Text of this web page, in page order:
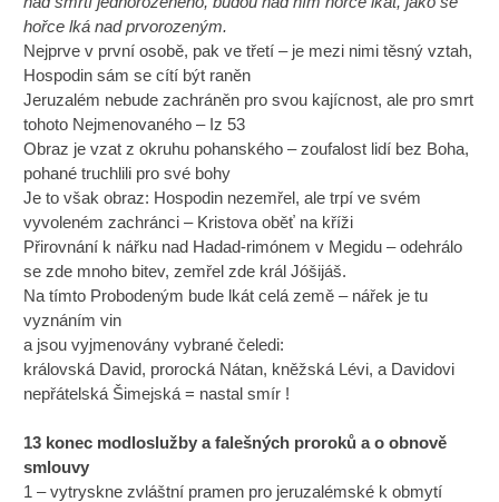
hořce lká nad prvorozeným.
Nejprve v první osobě, pak ve třetí – je mezi nimi těsný vztah,
Hospodin sám se cítí být raněn
Jeruzalém nebude zachráněn pro svou kajícnost, ale pro smrt
tohoto Nejmenovaného – Iz 53
Obraz je vzat z okruhu pohanského – zoufalost lidí bez Boha,
pohané truchlili pro své bohy
Je to však obraz: Hospodin nezemřel, ale trpí ve svém
vyvoleném zachránci – Kristova oběť na kříži
Přirovnání k nářku nad Hadad-rimónem v Megidu – odehrálo
se zde mnoho bitev, zemřel zde král Jóšijáš.
Na tímto Probodeným bude lkát celá země – nářek je tu
vyznáním vin
a jsou vyjmenovány vybrané čeledi:
královská David, prorocká Nátan, kněžská Lévi, a Davidovi
nepřátelská Šimejská = nastal smír !
13 konec modloslužby a falešných proroků a o obnově
smlouvy
1 – vytryskne zvláštní pramen pro jeruzalémské k obmytí